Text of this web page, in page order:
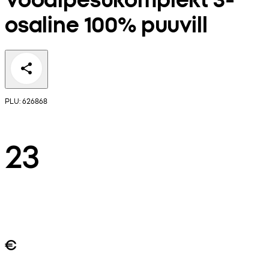
osaline 100% puuvill
PLU: 626868
23
€